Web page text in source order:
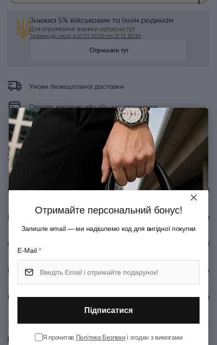
Знижка 5% військовим та їхнім родинам
Для отримання знижки натисни тут
Термін дії акції з 01.01.2026 по 31.12.2026
Отримати тут
Умови безкоштовної доставки
Оплата карткою або під час отримання
Характеристики
Бренд Victorinox Travel
Країна походження Швейцарія
Серія Travel Accessories 4.0
Матеріал Поліестер
Колір Чорний
Висота (см) 43
Показати всі
Отримайте персональний бонус!
Залиште email — ми надішлемо код для вигідної покупки
E-Mail *
Підписатися
Я прочитав Політика Безпекиі згоден з вимогами